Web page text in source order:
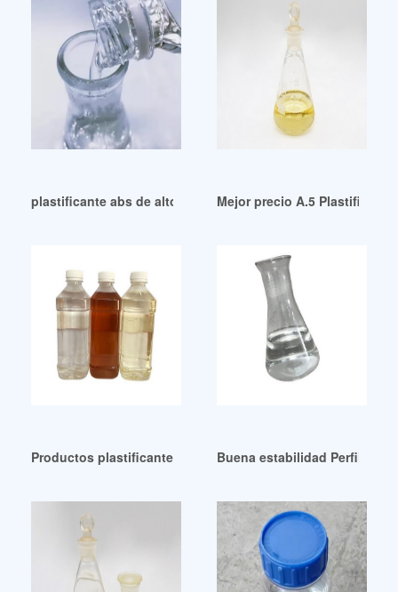
plastificante abs de alto rendimiento plastificante abs
Mejor precio A.5
Productos plastificantes de base biológica a bajo precio
Buena estabilidad Perfil